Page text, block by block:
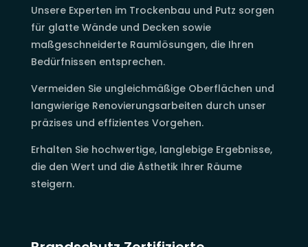
Unsere Experten im Trockenbau und Putz sorgen
für glatte Wände und Decken sowie
maßgeschneiderte Raumlösungen, die Ihren
Bedürfnissen entsprechen.
Vermeiden Sie ungleichmäßige Oberflächen und
langwierige Renovierungsarbeiten durch unser
präzises und effizientes Vorgehen.
Erhalten Sie hochwertige, langlebige Ergebnisse,
die den Wert und die Ästhetik Ihrer Räume
steigern.